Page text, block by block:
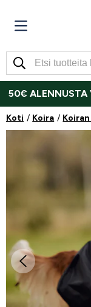
50€ ALENNUSTA
Koti Koira